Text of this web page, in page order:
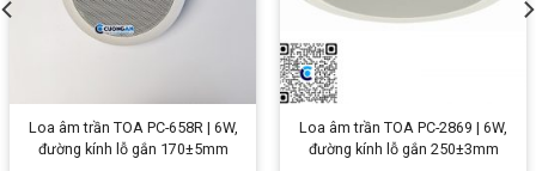
Loa âm trần TOA PC-658R | 6W,
đường kính lỗ gắn 170±5mm
Loa âm trần TOA PC-2869 | 6W,
đường kính lỗ gắn 250±3mm